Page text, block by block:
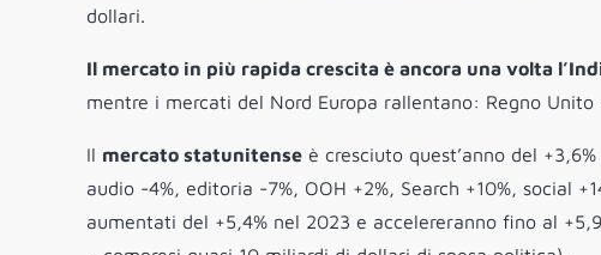
dollari.
Il mercato in più rapida crescita è ancora una volta
mentre i mercati del Nord Europa rallentano: Regno Unito
Il mercato statunitense è cresciuto quest’anno del
audio -4%, editoria -7%, OOH +2%, Search +10%, social
aumentati del +5,4% nel 2023 e accelereranno fino al